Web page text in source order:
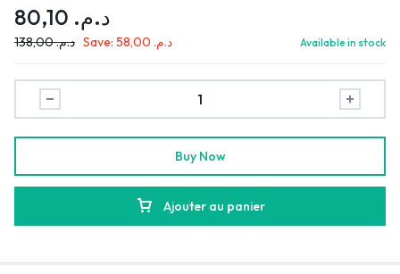
د.م.
د.م.138,00 Save: د.م. Available in stock
Ajouter au panier
Buy Now